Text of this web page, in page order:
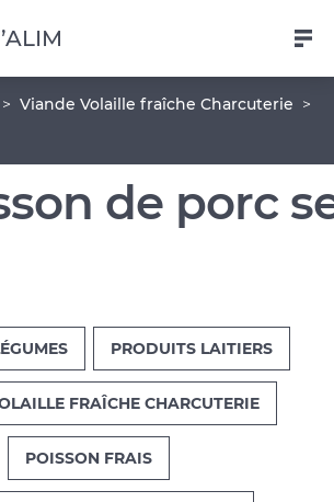
de porc
Viande Volaille fraîche Charcuterie
PRODUITS LAITIERS
FRAÎCHE CHARCUTERIE
POISSON FRAIS